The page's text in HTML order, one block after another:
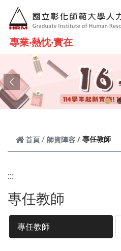
跳到主要內容
專業‧熱忱‧實在
Previous
首頁 師資陣容 專任教師
:::
專任教師
專任教師